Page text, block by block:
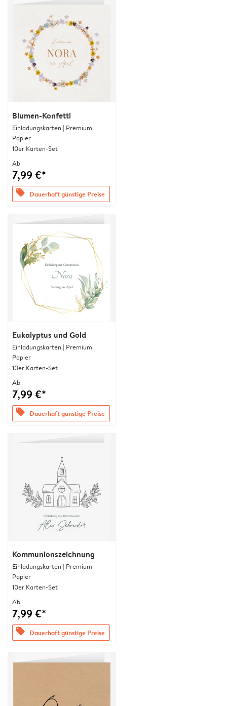
Blumen-Konfetti
Einladungskarten | Premium
Papier
10er Karten-Set
Ab
7,99 €*
offers Dauerhaft günstige Preise
Eukalyptus und Gold
Einladungskarten | Premium
Papier
10er Karten-Set
Ab
7,99 €*
offers Dauerhaft günstige Preise
Kommunionszeichnung
Einladungskarten | Premium
Papier
10er Karten-Set
Ab
7,99 €*
offers Dauerhaft günstige Preise